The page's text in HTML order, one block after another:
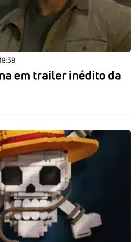
em trailer inédito da